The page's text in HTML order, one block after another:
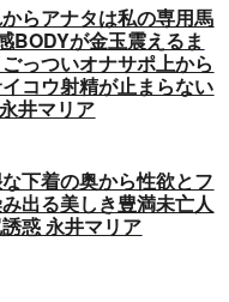
らアナタは私の専用馬
BODYが金玉震えるま
っついオナサポ上から
コウ射精が止まらない
井マリア
下着の奥から性欲とフ
出る美しき豊満未亡人
惑 永井マリア